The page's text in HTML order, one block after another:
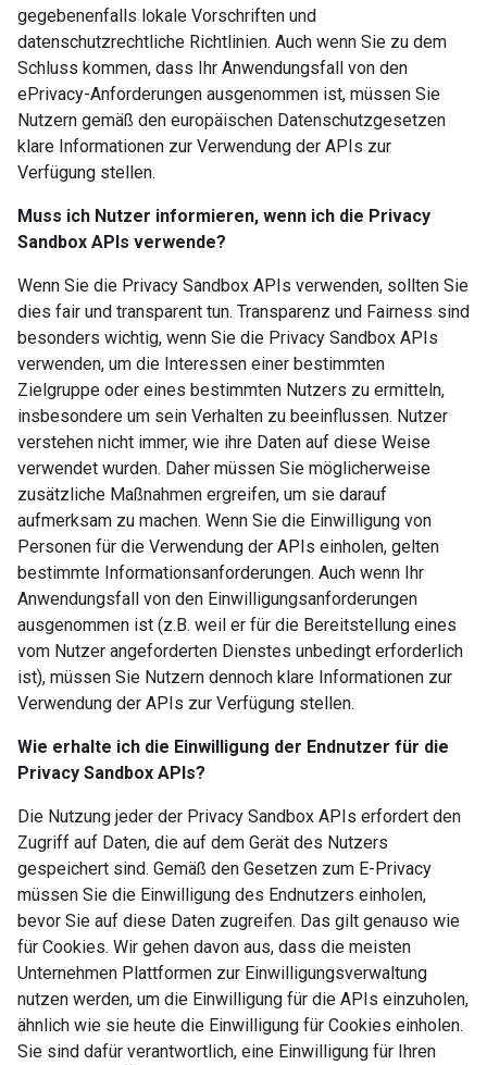
gegebenenfalls lokale Vorschriften und
datenschutzrechtliche Richtlinien. Auch wenn Sie zu dem
Schluss kommen, dass Ihr Anwendungsfall von den
ePrivacy-Anforderungen ausgenommen ist, müssen Sie
Nutzern gemäß den europäischen Datenschutzgesetzen
klare Informationen zur Verwendung der APIs zur
Verfügung stellen.
Muss ich Nutzer informieren, wenn ich die Privacy
Sandbox APIs verwende?
Wenn Sie die Privacy Sandbox APIs verwenden, sollten Sie
dies fair und transparent tun. Transparenz und Fairness sind
besonders wichtig, wenn Sie die Privacy Sandbox APIs
verwenden, um die Interessen einer bestimmten
Zielgruppe oder eines bestimmten Nutzers zu ermitteln,
insbesondere um sein Verhalten zu beeinflussen. Nutzer
verstehen nicht immer, wie ihre Daten auf diese Weise
verwendet wurden. Daher müssen Sie möglicherweise
zusätzliche Maßnahmen ergreifen, um sie darauf
aufmerksam zu machen. Wenn Sie die Einwilligung von
Personen für die Verwendung der APIs einholen, gelten
bestimmte Informationsanforderungen. Auch wenn Ihr
Anwendungsfall von den Einwilligungsanforderungen
ausgenommen ist (z.B. weil er für die Bereitstellung eines
vom Nutzer angeforderten Dienstes unbedingt erforderlich
ist), müssen Sie Nutzern dennoch klare Informationen zur
Verwendung der APIs zur Verfügung stellen.
Wie erhalte ich die Einwilligung der Endnutzer für die
Privacy Sandbox APIs?
Die Nutzung jeder der Privacy Sandbox APIs erfordert den
Zugriff auf Daten, die auf dem Gerät des Nutzers
gespeichert sind. Gemäß den Gesetzen zum E-Privacy
müssen Sie die Einwilligung des Endnutzers einholen,
bevor Sie auf diese Daten zugreifen. Das gilt genauso wie
für Cookies. Wir gehen davon aus, dass die meisten
Unternehmen Plattformen zur Einwilligungsverwaltung
nutzen werden, um die Einwilligung für die APIs einzuholen,
ähnlich wie sie heute die Einwilligung für Cookies einholen.
Sie sind dafür verantwortlich, eine Einwilligung für Ihren